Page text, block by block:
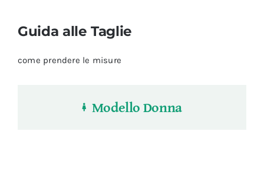
Guida alle Taglie
come prendere le misure
Modello Donna